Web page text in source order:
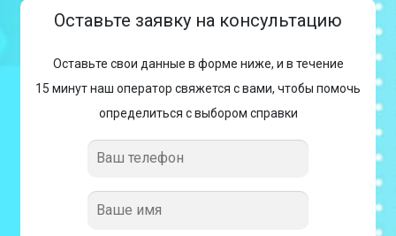
Оставьте заявку на консультацию
Оставьте свои данные в форме ниже, и в течение
15 минут наш оператор свяжется с вами, чтобы помочь
определиться с выбором справки